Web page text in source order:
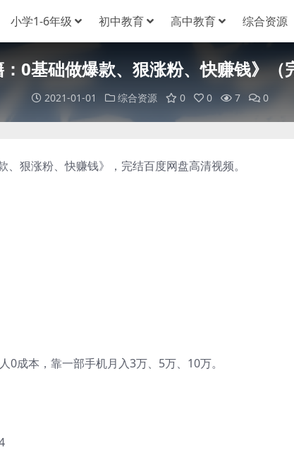
小学1-6年级 初中教育 高中教育 综合资源
0基础做爆款、狠涨粉、快赚钱》
2021-01-01 综合资源 0 0 7 0
狠涨粉、快赚钱》，完结百度网盘高清视频。
成本，靠一部手机月入3万、5万、10万。